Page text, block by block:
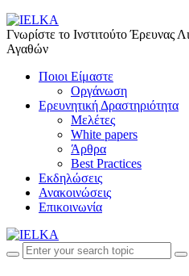
Γνωρίστε το Iνστιτούτο Έρευνας
Αγαθών
Ποιοι Είμαστε
Οργάνωση
Ερευνητική Δραστηριότητα
Μελέτες
White papers
Άρθρα
Best Practices
Εκδηλώσεις
Ανακοινώσεις
Επικοινωνία